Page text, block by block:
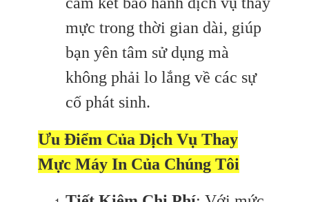
mực trong thời gian dài, giúp
bạn yên tâm sử dụng mà
không phải lo lắng về các sự
cố phát sinh.
Ưu Điểm Của Dịch Vụ Thay
Mực Máy In Của Chúng Tôi